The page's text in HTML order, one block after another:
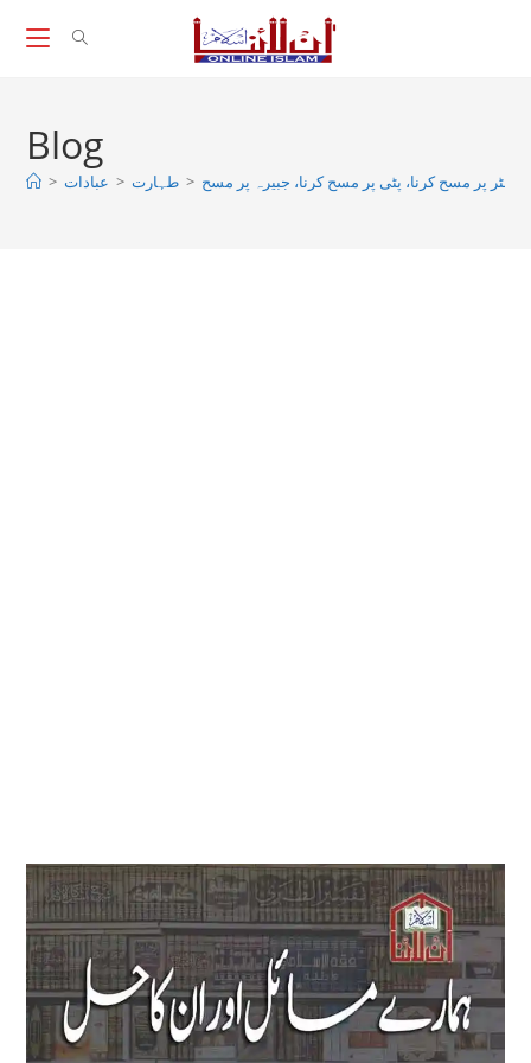
Blog
> عبادات > طہارت > پلاسٹر پر مسح کرنا، پٹی پر مسح کرنا، جبیرہ پر مسح